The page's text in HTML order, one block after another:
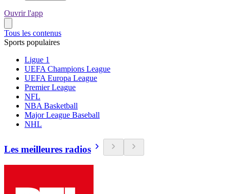
Ouvrir l'app
Tous les contenus
Sports populaires
Ligue 1
UEFA Champions League
UEFA Europa League
Premier League
NFL
NBA Basketball
Major League Baseball
NHL
Les meilleures radios